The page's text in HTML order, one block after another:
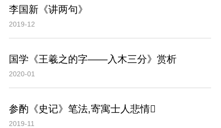
李国新《讲两句》
2019-12
国学《王羲之的字——入木三分》赏析
2020-01
参酌《史记》笔法,寄寓士人悲情
2019-11